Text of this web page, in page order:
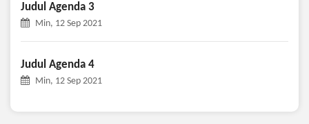
Judul Agenda 3
Min, 12 Sep 2021
Judul Agenda 4
Min, 12 Sep 2021